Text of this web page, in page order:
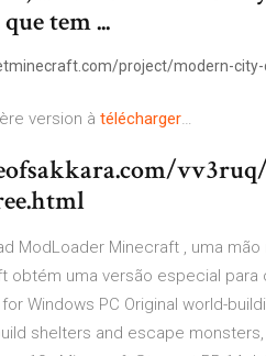
tem ...
project/modern-
version à télécharger…
ModLoader Minecraft , uma
obtém uma versão especial
Windows PC Original world-
shelters and escape